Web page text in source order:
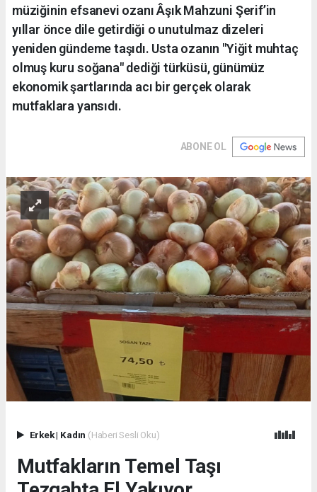
müziğinin efsanevi ozanı Âşık Mahzuni Şerif’in
yıllar önce dile getirdiği o unutulmaz dizeleri
yeniden gündeme taşıdı. Usta ozanın "Yiğit muhtaç
olmuş kuru soğana" dediği türküsü, günümüz
ekonomik şartlarında acı bir gerçek olarak
mutfaklara yansıdı.
ABONE OL
Erkek| Kadın (Haberi Sesli Oku)
Mutfakların Temel Taşı